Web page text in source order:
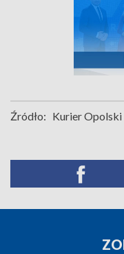
Źródło: Kurier Opolski